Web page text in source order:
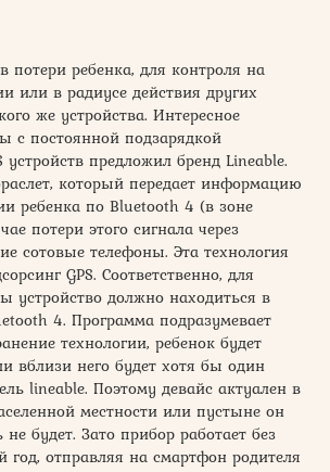
потери ребенка, для контроля на
или в радиусе действия других
же устройства. Интересное
с постоянной подзарядкой
устройств предложил бренд Lineable.
который передает информацию
ребенка по Bluetooth 4 (в зоне
потери этого сигнала через
сотовые телефоны. Эта технология
GPS. Соответственно, для
устройство должно находиться в
4. Программа подразумевает
технологии, ребенок будет
вблизи него будет хотя бы один
lineable. Поэтому девайс актуален в
местности или пустыне он
будет. Зато прибор работает без
год, отправляя на смартфон родителя